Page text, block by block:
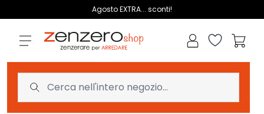
Agosto EXTRA... sconti!
Lista dei